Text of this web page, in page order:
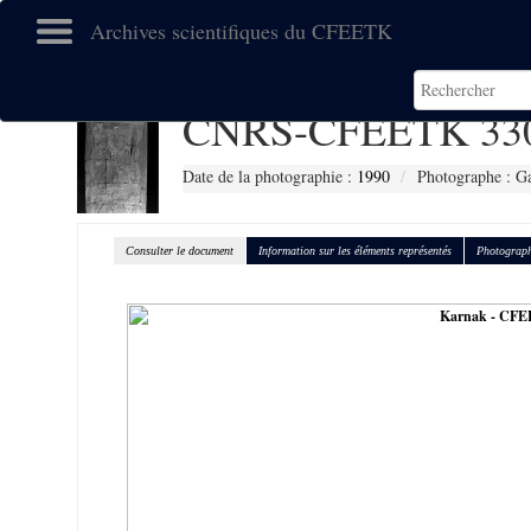
Archives scientifiques du CFEETK
CNRS-CFEETK
Date de la photographie : 1990 Photographe :
Consulter le document Information sur les éléments représentés